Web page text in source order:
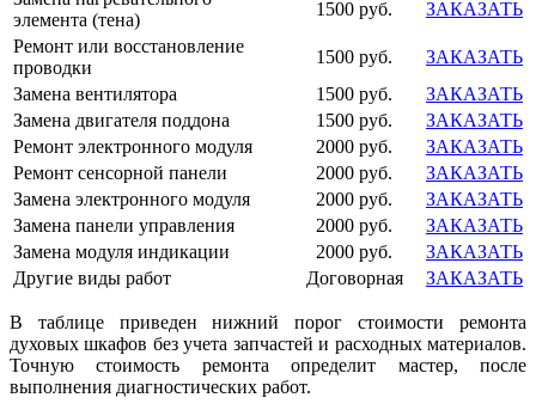
элемента (тена)
1500 руб.
ЗАКАЗАТЬ
Ремонт или восстановление
проводки
1500 руб.
ЗАКАЗАТЬ
Замена вентилятора
1500 руб.
ЗАКАЗАТЬ
Замена двигателя поддона
1500 руб.
ЗАКАЗАТЬ
Ремонт электронного модуля
2000 руб.
ЗАКАЗАТЬ
Ремонт сенсорной панели
2000 руб.
ЗАКАЗАТЬ
Замена электронного модуля
2000 руб.
ЗАКАЗАТЬ
Замена панели управления
2000 руб.
ЗАКАЗАТЬ
Замена модуля индикации
2000 руб.
ЗАКАЗАТЬ
Другие виды работ
Договорная ЗАКАЗАТЬ
В таблице приведен нижний порог стоимости ремонта
духовых шкафов без учета запчастей и расходных материалов.
Точную стоимость ремонта определит мастер, после
выполнения диагностических работ.